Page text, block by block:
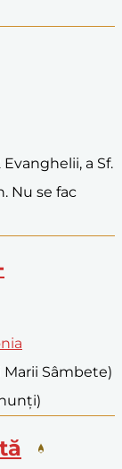
a Sf.
Nu se fac
Marii Sâmbete)